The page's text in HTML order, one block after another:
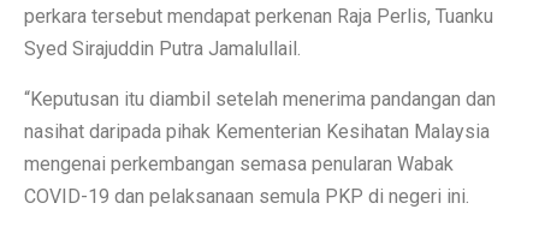
perkara tersebut mendapat perkenan Raja Perlis, Tuanku
Syed Sirajuddin Putra Jamalullail.
“Keputusan itu diambil setelah menerima pandangan dan
nasihat daripada pihak Kementerian Kesihatan Malaysia
mengenai perkembangan semasa penularan Wabak
COVID-19 dan pelaksanaan semula PKP di negeri ini.